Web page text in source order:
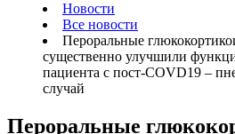
Новости
Все новости
Пероральные
существенно улучшили
пациента с пост-COVD19 –
случай
Пероральные